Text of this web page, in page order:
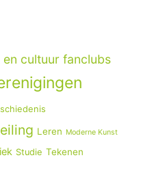
en cultuur fanclubs
Leren Moderne Kunst
Studie Tekenen